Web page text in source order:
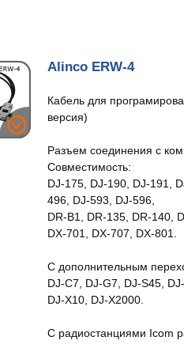
Alinco ERW-4
Кабель для
версия)
Разъем соединения с
Совместимость:
DJ-175, DJ-190, DJ-191,
496, DJ-593, DJ-596,
DR-B1, DR-135, DR-140,
DX-701, DX-707, DX-801.
С дополнительным
DJ-C7, DJ-G7, DJ-S45,
DJ-X10, DJ-X2000.
С радиостанциями Icom